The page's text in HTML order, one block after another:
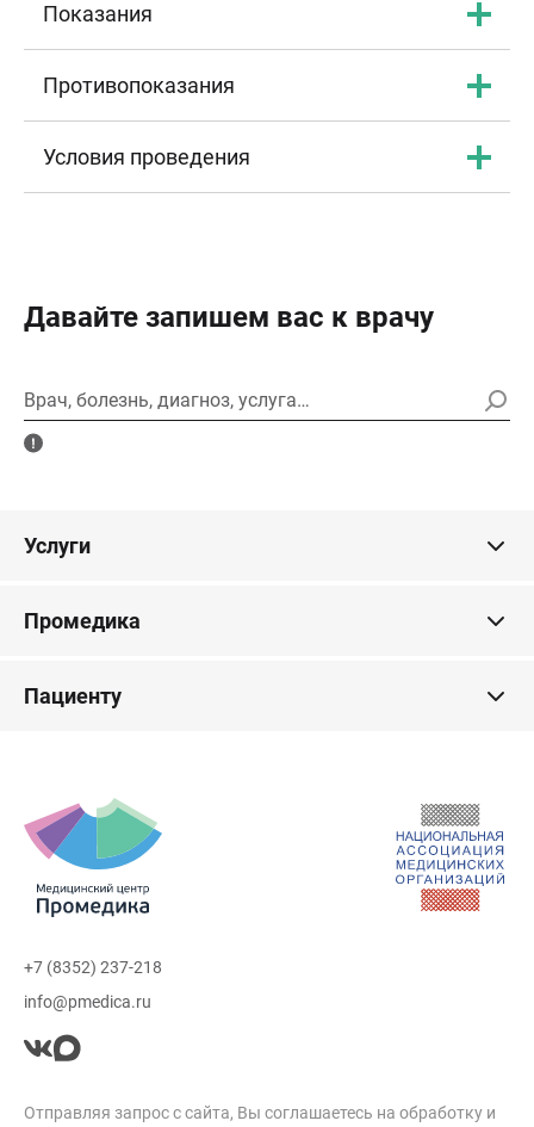
Показания
Противопоказания
Условия проведения
Давайте запишем вас к врачу
Врач, болезнь, диагноз, услуга…
Услуги
Промедика
Пациенту
+7 (8352) 237-218
info@pmedica.ru
Отправляя запрос с сайта, Вы соглашаетесь на обработку и